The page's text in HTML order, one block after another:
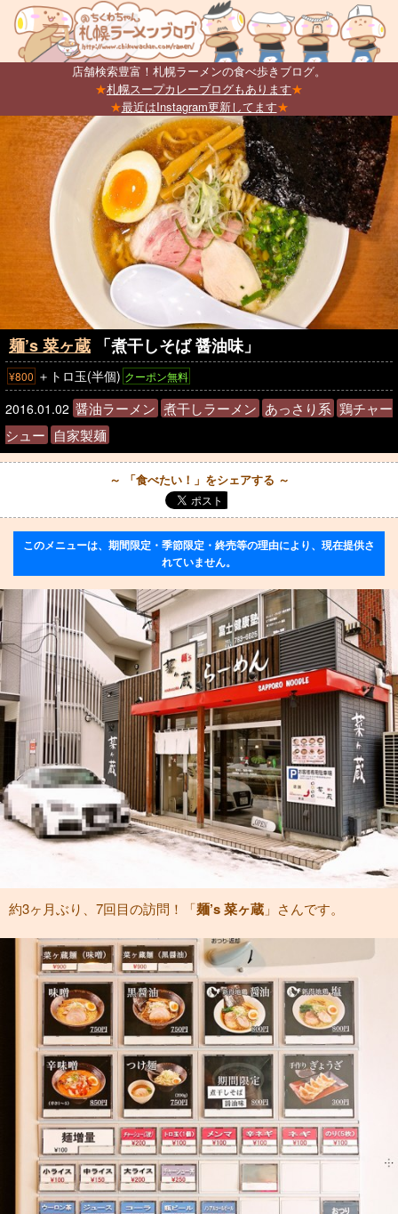
店舗検索豊富！札幌ラーメンの食べ歩きブログ。
★札幌スープカレーブログもあります★
★最近はInstagram更新してます★
麺’s 菜ヶ蔵 「煮干しそば 醤油味」
¥800 ＋トロ玉(半個) クーポン無料
2016.01.02 醤油ラーメン 煮干しラーメン あっさり系 鶏チャー
シュー 自家製麺
～ 「食べたい！」をシェアする ～
このメニューは、期間限定・季節限定・終売等の理由により、現在提供さ
れていません。
約3ヶ月ぶり、7回目の訪問！「麺’s 菜ヶ蔵 」さんです。